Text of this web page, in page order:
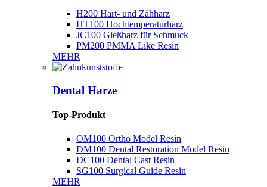
H200 Hart- und Zähharz
HT100 Hochtemperaturharz
JC100 Gießharz für Schmuck
PM200 PMMA Like Resin
MEHR
Dental Harze
Top-Produkt
OM100 Ortho Model Resin
DM100 Dental Restoration Model Resin
DC100 Dental Cast Resin
SG100 Surgical Guide Resin
MEHR